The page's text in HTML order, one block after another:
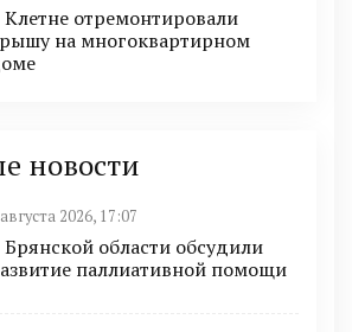
Клетне отремонтировали
на многоквартирном
новости
2026, 17:07
области обсудили
паллиативной помощи